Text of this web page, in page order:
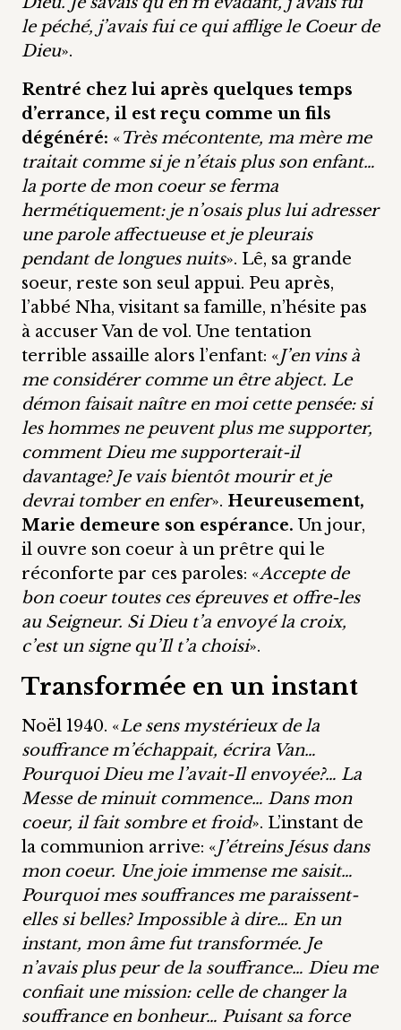
le péché, j’avais fui ce qui afflige le Coeur de
Dieu».
Rentré chez lui après quelques temps
d’errance, il est reçu comme un fils
dégénéré: «Très mécontente, ma mère me
traitait comme si je n’étais plus son enfant…
la porte de mon coeur se ferma
hermétiquement: je n’osais plus lui adresser
une parole affectueuse et je pleurais
pendant de longues nuits». Lê, sa grande
soeur, reste son seul appui. Peu après,
l’abbé Nha, visitant sa famille, n’hésite pas
à accuser Van de vol. Une tentation
terrible assaille alors l’enfant: «J’en vins à
me considérer comme un être abject. Le
démon faisait naître en moi cette pensée: si
les hommes ne peuvent plus me supporter,
comment Dieu me supporterait-il
davantage? Je vais bientôt mourir et je
devrai tomber en enfer». Heureusement,
Marie demeure son espérance. Un jour,
il ouvre son coeur à un prêtre qui le
réconforte par ces paroles: «Accepte de
bon coeur toutes ces épreuves et offre-les
au Seigneur. Si Dieu t’a envoyé la croix,
c’est un signe qu’Il t’a choisi».
Transformée en un instant
Noël 1940. «Le sens mystérieux de la
souffrance m’échappait, écrira Van…
Pourquoi Dieu me l’avait-Il envoyée?… La
Messe de minuit commence… Dans mon
coeur, il fait sombre et froid». L’instant de
la communion arrive: «J’étreins Jésus dans
mon coeur. Une joie immense me saisit…
Pourquoi mes souffrances me paraissent-
elles si belles? Impossible à dire… En un
instant, mon âme fut transformée. Je
n’avais plus peur de la souffrance… Dieu me
confiait une mission: celle de changer la
souffrance en bonheur… Puisant sa force